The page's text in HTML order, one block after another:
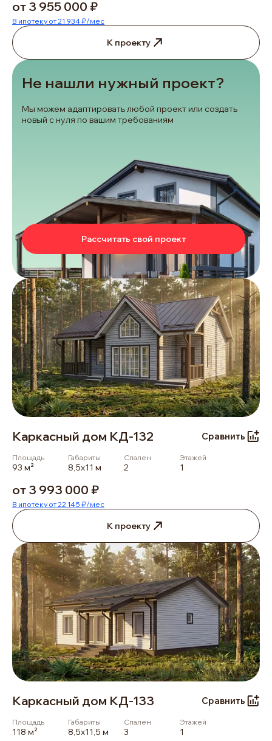
от 3 955 000 ₽
В ипотеку от 21 934 ₽/мес
К проекту
Не нашли нужный проект?
Мы можем адаптировать любой проект или создать
новый с нуля по вашим требованиям
Рассчитать свой проект
Каркасный дом КД-132 Сравнить
Площадь
93 м²
Габариты
8,5x11 м
Спален
2
Этажей
1
от 3 993 000 ₽
В ипотеку от 22 145 ₽/мес
К проекту
Каркасный дом КД-133 Сравнить
Площадь
118 м²
Габариты
8,5х11,5 м
Спален
3
Этажей
1